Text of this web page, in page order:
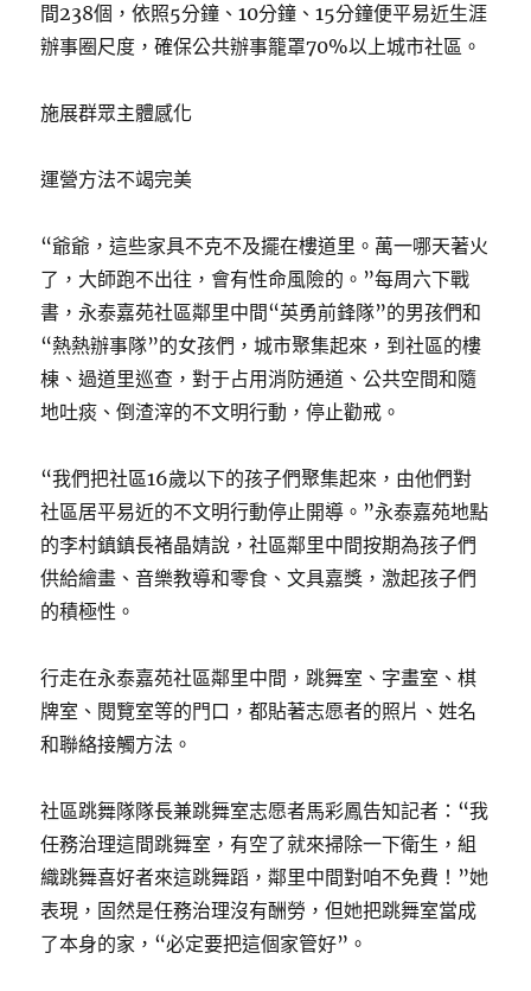
間238個，依照5分鐘、10分鐘、15分鐘便平易近生涯
辦事圈尺度，確保公共辦事籠罩70%以上城市社區。
施展群眾主體感化
運營方法不竭完美
“爺爺，這些家具不克不及擺在樓道里。萬一哪天著火
了，大師跑不出往，會有性命風險的。”每周六下戰
書，永泰嘉苑社區鄰里中間“英勇前鋒隊”的男孩們和
“熱熱辦事隊”的女孩們，城市聚集起來，到社區的樓
棟、過道里巡查，對于占用消防通道、公共空間和隨
地吐痰、倒渣滓的不文明行動，停止勸戒。
“我們把社區16歲以下的孩子們聚集起來，由他們對
社區居平易近的不文明行動停止開導。”永泰嘉苑地點
的李村鎮鎮長褚晶婧說，社區鄰里中間按期為孩子們
供給繪畫、音樂教導和零食、文具嘉獎，激起孩子們
的積極性。
行走在永泰嘉苑社區鄰里中間，跳舞室、字畫室、棋
牌室、閱覽室等的門口，都貼著志愿者的照片、姓名
和聯絡接觸方法。
社區跳舞隊隊長兼跳舞室志愿者馬彩鳳告知記者：“我
任務治理這間跳舞室，有空了就來掃除一下衛生，組
織跳舞喜好者來這跳舞蹈，鄰里中間對咱不免費！”她
表現，固然是任務治理沒有酬勞，但她把跳舞室當成
了本身的家，“必定要把這個家管好”。